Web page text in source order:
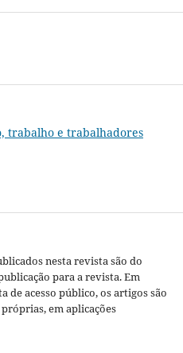
trabalho e trabalhadores
nesta revista são do
para a revista. Em
de acesso público, os artigos são
em aplicações